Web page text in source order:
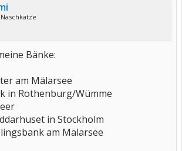
Bänke:
am Mälarsee
in Rothenburg/Wümme
in Stockholm
am Mälarsee